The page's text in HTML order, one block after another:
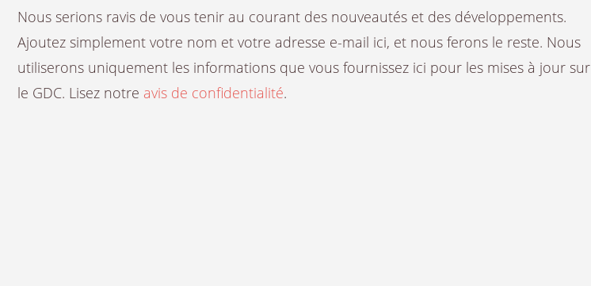
Nous serions ravis de vous tenir au courant des nouveautés et des développements.
Ajoutez simplement votre nom et votre adresse e-mail ici, et nous ferons le reste. Nous
utiliserons uniquement les informations que vous fournissez ici pour les mises à jour sur
le GDC. Lisez notre avis de confidentialité.